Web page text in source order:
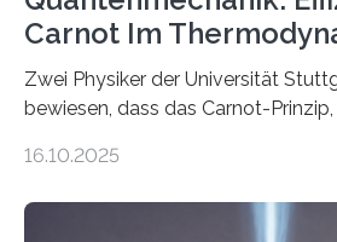
Carnot Im
Zwei Physiker der Universität
bewiesen, dass das Carnot-
Größenordnung von Atomen gilt,
16.10.2025